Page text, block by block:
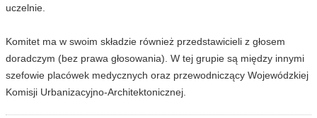
uczelnie.
Komitet ma w swoim składzie również przedstawicieli z głosem
doradczym (bez prawa głosowania). W tej grupie są między innymi
szefowie placówek medycznych oraz przewodniczący Wojewódzkiej
Komisji Urbanizacyjno-Architektonicznej.